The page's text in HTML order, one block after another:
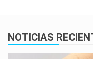
NOTICIAS